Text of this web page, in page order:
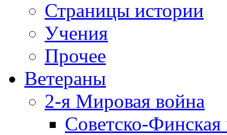
Страницы истории
Учения
Прочее
Ветераны
2-я Мировая война
Советско-